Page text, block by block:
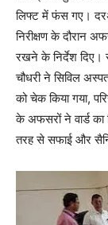
लिफ्ट में फंस गए।
निरीक्षण के दौरान
रखने के निर्देश दिए।
चौधरी ने सिविल
को चेक किया गया,
के अफसरों ने वार्ड का
तरह से सफाई और